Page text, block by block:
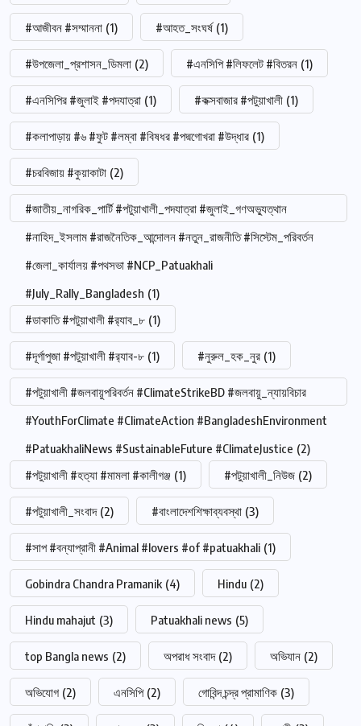
#আজীবন #সম্মাননা (1) #আহত_সংঘর্ষ (1)
#উপজেলা_প্রশাসন_ডিমলা (2) #এনসিপি #লিফলেট #বিতরন (1)
#এনসিপির #জুলাই #পদযাত্রা (1) #কক্সবাজার #পটুয়াখালী (1)
#কলাপাড়ায় #৬ #ফুট #লম্বা #বিষধর #পদ্মগোখরা #উদ্ধার (1)
#চরবিজায় #কুয়াকাটা (2)
#জাতীয়_নাগরিক_পার্টি #পটুয়াখালী_পদযাত্রা #জুলাই_গণঅভ্যুত্থান
#নাহিদ_ইসলাম #রাজনৈতিক_আন্দোলন #নতুন_রাজনীতি #সিস্টেম_পরিবর্তন
#জেলা_কার্যালয় #পথসভা #NCP_Patuakhali
#July_Rally_Bangladesh (1)
#ডাকাতি #পটুয়াখালী #র‍্যাব_৮ (1)
#দূর্গাপুজা #পটুয়াখালী #র‍্যাব-৮ (1) #নুরুল_হক_নুর (1)
#পটুয়াখালী #জলবায়ুপরিবর্তন #ClimateStrikeBD #জলবায়ু_ন্যায়বিচার
#YouthForClimate #ClimateAction #BangladeshEnvironment
#PatuakhaliNews #SustainableFuture #ClimateJustice (2)
#পটুয়াখালী #হত্যা #মামলা #কালীগঞ্জ (1) #পটুয়াখালী_নিউজ (2)
#পটুয়াখালী_সংবাদ (2) #বাংলাদেশশিক্ষাব্যবস্থা (3)
#সাপ #বন্যাপ্রানী #Animal #lovers #of #patuakhali (1)
Gobindra Chandra Pramanik (4) Hindu (2)
Hindu mahajut (3) Patuakhali news (5)
top Bangla news (2) অপরাধ সংবাদ (2) অভিযান (2)
অভিযোগ (2) এনসিপি (2) গোবিন্দ চন্দ্র প্রামাণিক (3)